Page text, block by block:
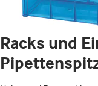
Racks und